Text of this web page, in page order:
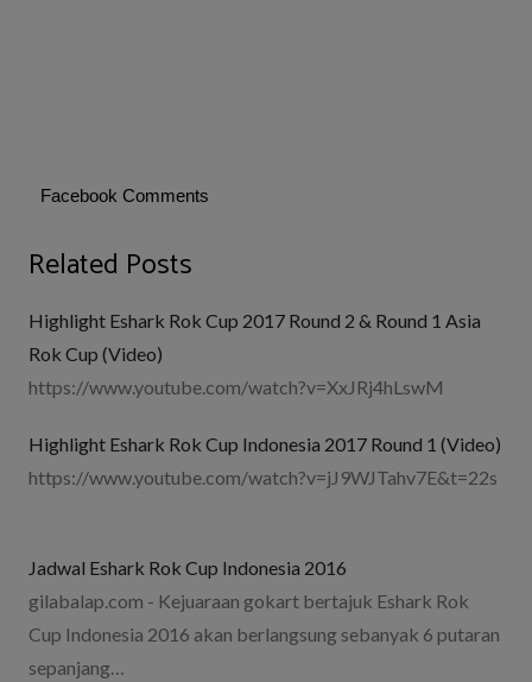
Facebook Comments
Related Posts
Highlight Eshark Rok Cup 2017 Round 2 & Round 1 Asia
Rok Cup (Video)
https://www.youtube.com/watch?v=XxJRj4hLswM
Highlight Eshark Rok Cup Indonesia 2017 Round 1 (Video)
https://www.youtube.com/watch?v=jJ9WJTahv7E&t=22s
Jadwal Eshark Rok Cup Indonesia 2016
gilabalap.com - Kejuaraan gokart bertajuk Eshark Rok
Cup Indonesia 2016 akan berlangsung sebanyak 6 putaran
sepanjang…